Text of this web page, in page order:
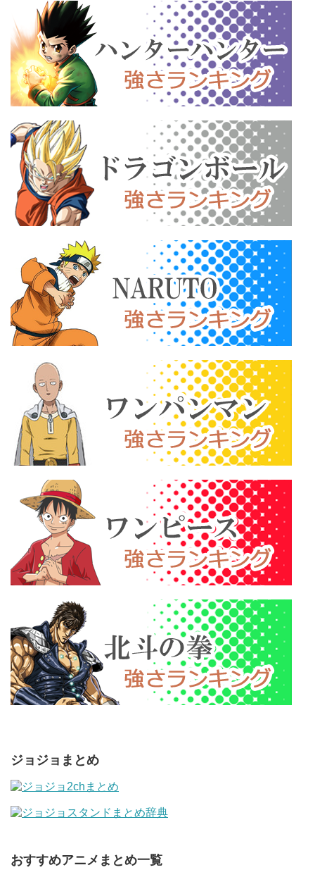
ジョジョまとめ
おすすめアニメまとめ一覧